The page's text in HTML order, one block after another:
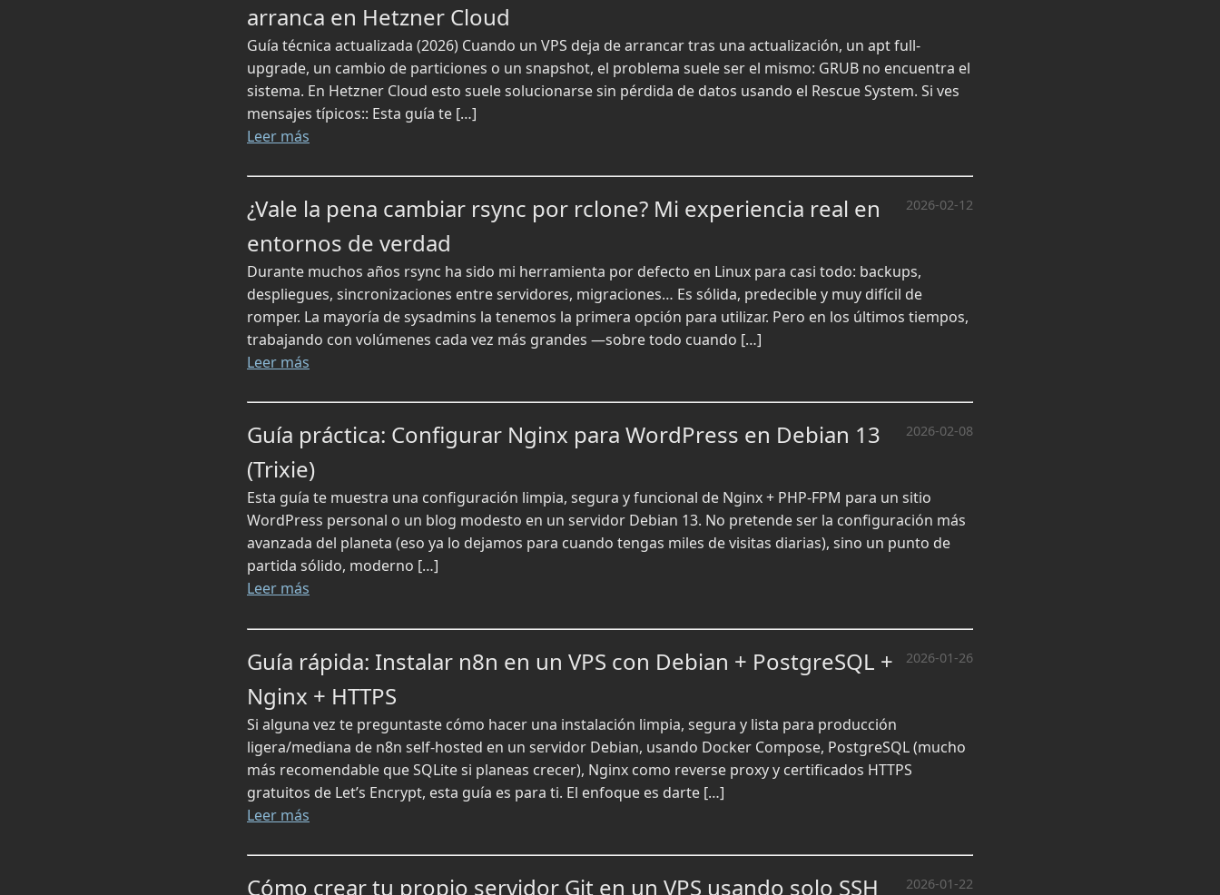
arranca en Hetzner Cloud
Guía técnica actualizada (2026) Cuando un VPS deja de arrancar tras una actualización, un apt full-
upgrade, un cambio de particiones o un snapshot, el problema suele ser el mismo: GRUB no encuentra el
sistema. En Hetzner Cloud esto suele solucionarse sin pérdida de datos usando el Rescue System. Si ves
mensajes típicos:: Esta guía te […]
Leer más
¿Vale la pena cambiar rsync por rclone? Mi experiencia real en
entornos de verdad
2026-02-12
Durante muchos años rsync ha sido mi herramienta por defecto en Linux para casi todo: backups,
despliegues, sincronizaciones entre servidores, migraciones… Es sólida, predecible y muy difícil de
romper. La mayoría de sysadmins la tenemos la primera opción para utilizar. Pero en los últimos tiempos,
trabajando con volúmenes cada vez más grandes —sobre todo cuando […]
Leer más
Guía práctica: Configurar Nginx para WordPress en Debian 13
(Trixie)
2026-02-08
Esta guía te muestra una configuración limpia, segura y funcional de Nginx + PHP-FPM para un sitio
WordPress personal o un blog modesto en un servidor Debian 13. No pretende ser la configuración más
avanzada del planeta (eso ya lo dejamos para cuando tengas miles de visitas diarias), sino un punto de
partida sólido, moderno […]
Leer más
Guía rápida: Instalar n8n en un VPS con Debian + PostgreSQL +
Nginx + HTTPS
2026-01-26
Si alguna vez te preguntaste cómo hacer una instalación limpia, segura y lista para producción
ligera/mediana de n8n self-hosted en un servidor Debian, usando Docker Compose, PostgreSQL (mucho
más recomendable que SQLite si planeas crecer), Nginx como reverse proxy y certificados HTTPS
gratuitos de Let’s Encrypt, esta guía es para ti. El enfoque es darte […]
Leer más
Cómo crear tu propio servidor Git en un VPS usando solo SSH 2026-01-22